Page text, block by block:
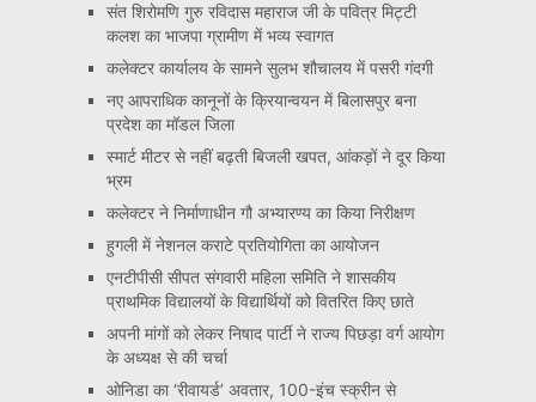
संत शिरोमणि गुरु रविदास महाराज जी के पवित्र मिट्टी
कलश का भाजपा ग्रामीण में भव्य स्वागत
कलेक्टर कार्यालय के सामने सुलभ शौचालय में पसरी गंदगी
नए आपराधिक कानूनों के क्रियान्वयन में बिलासपुर बना
प्रदेश का मॉडल जिला
स्मार्ट मीटर से नहीं बढ़ती बिजली खपत, आंकड़ों ने दूर किया
भ्रम
कलेक्टर ने निर्माणाधीन गौ अभ्यारण्य का किया निरीक्षण
हुगली में नेशनल कराटे प्रतियोगिता का आयोजन
एनटीपीसी सीपत संगवारी महिला समिति ने शासकीय
प्राथमिक विद्यालयों के विद्यार्थियों को वितरित किए छाते
अपनी मांगों को लेकर निषाद पार्टी ने राज्य पिछड़ा वर्ग आयोग
के अध्यक्ष से की चर्चा
ओनिडा का ‘रीवायर्ड’ अवतार, 100-इंच स्क्रीन से